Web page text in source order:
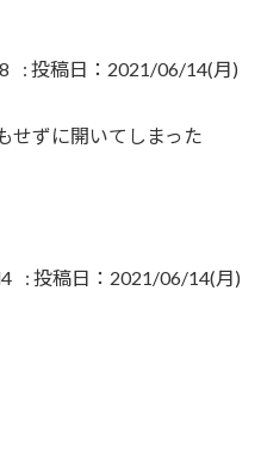
: 投稿日：2021/06/14(月)
せずに開いてしまった
: 投稿日：2021/06/14(月)